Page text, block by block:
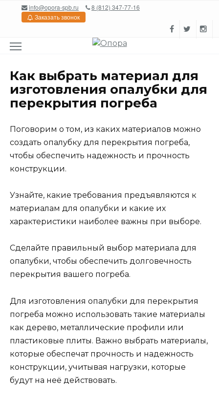
Перейтиinfo@opora-spb.ru
8 (812) 347-77-16
Заказать звонок
Как выбрать материал для
изготовления опалубки для
перекрытия погреба
Поговорим о том, из каких материалов можно
создать опалубку для перекрытия погреба,
чтобы обеспечить надежность и прочность
конструкции.
Узнайте, какие требования предъявляются к
материалам для опалубки и какие их
характеристики наиболее важны при выборе.
Сделайте правильный выбор материала для
опалубки, чтобы обеспечить долговечность
перекрытия вашего погреба.
Для изготовления опалубки для перекрытия
погреба можно использовать такие материалы
как дерево, металлические профили или
пластиковые плиты. Важно выбрать материалы,
которые обеспечат прочность и надежность
конструкции, учитывая нагрузки, которые
будут на неё действовать.